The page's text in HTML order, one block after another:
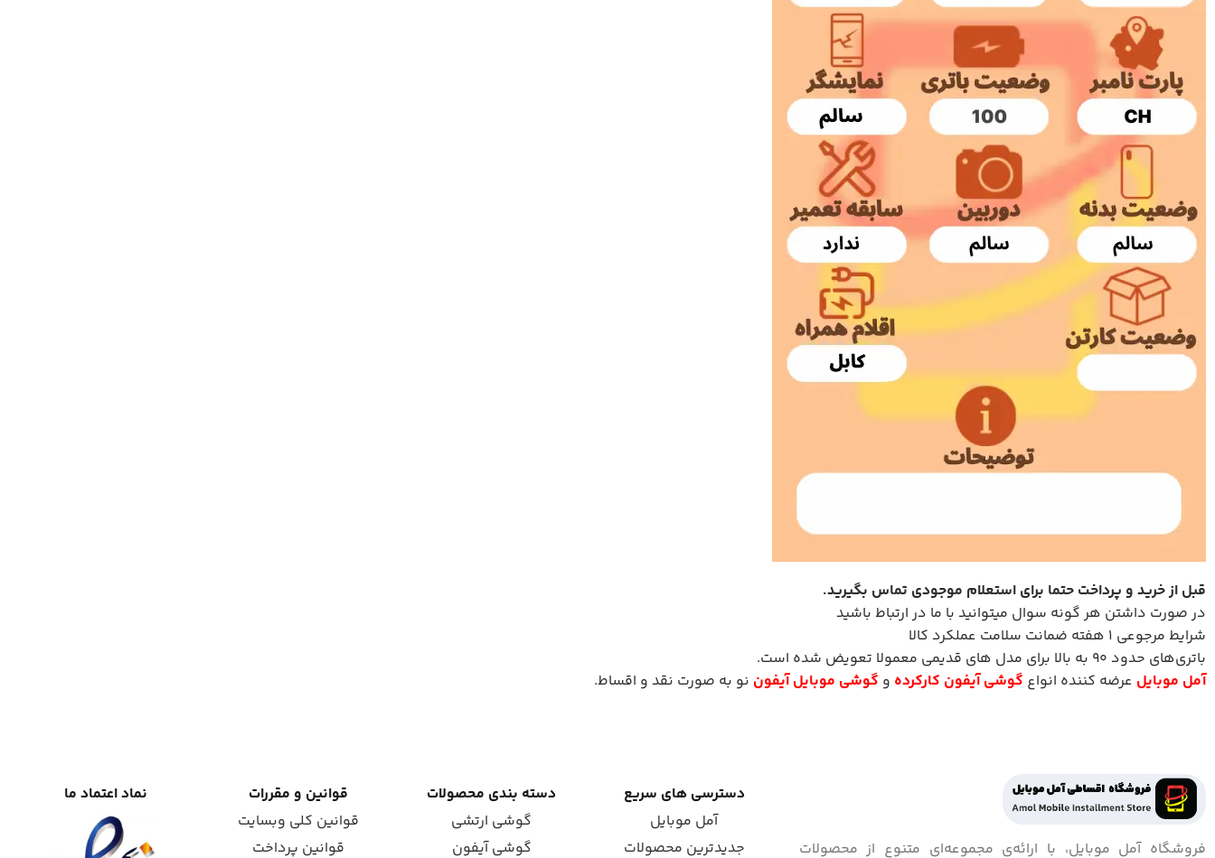
قبل از خرید و پرداخت حتما برای استعلام موجودی تماس بگیرید.
در صورت داشتن هر گونه سوال میتوانید با ما در ارتباط باشید
شرایط مرجوعی 1 هفته ضمانت سلامت عملکرد کالا
باتری‌های حدود ۹۰ به بالا برای مدل های قدیمی معمولا تعویض شده است.
آمل موبایل عرضه کننده انواع گوشی آیفون کارکرده و گوشی موبایل آیفون نو به صورت نقد و اقساط.
فروشگاه آمل موبایل، با ارائه‌ی مجموعه‌ای متنوع از محصولات
دسترسی های سریع
آمل موبایل
جدیدترین محصولات
دسته بندی محصولات
گوشی ارتشی
گوشی آیفون
قوانین و مقررات
قوانین کلی وبسایت
قوانین پرداخت
نماد اعتماد ما